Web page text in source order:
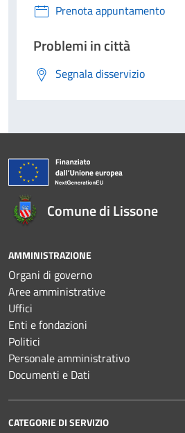
Prenota appuntamento
Problemi in città
Segnala disservizio
Comune di Lissone
AMMINISTRAZIONE
Organi di governo
Aree amministrative
Uffici
Enti e fondazioni
Politici
Personale amministrativo
Documenti e Dati
CATEGORIE DI SERVIZIO